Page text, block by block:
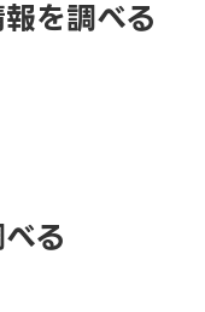
を調べる
る